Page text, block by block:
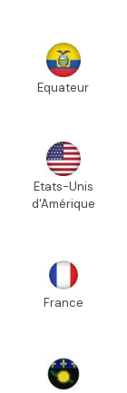
Equateur
Etats-Unis
d'Amérique
France